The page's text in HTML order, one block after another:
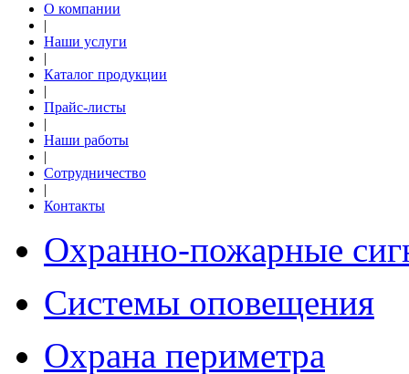
О компании
|
Наши услуги
|
Каталог продукции
|
Прайс-листы
|
Наши работы
|
Сотрудничество
|
Контакты
Охранно-пожарные
Системы оповещения
Охрана периметра